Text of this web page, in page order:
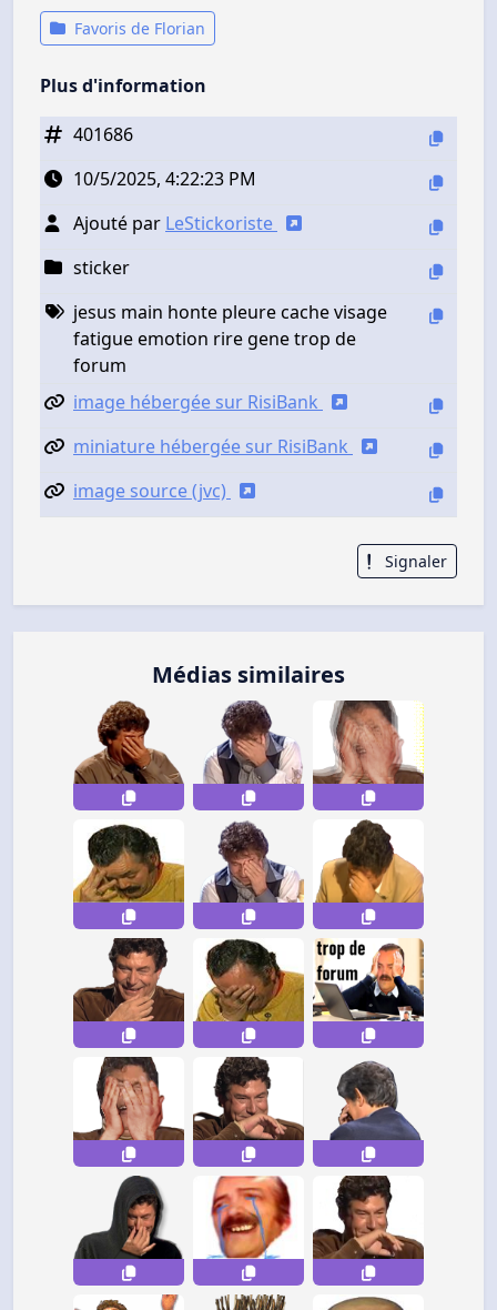
Favoris de Florian
Plus d'information
401686
10/5/2025, 4:22:23 PM
Ajouté par LeStickoriste
sticker
jesus main honte pleure cache visage
fatigue emotion rire gene trop de
forum
image hébergée sur RisiBank
miniature hébergée sur RisiBank
image source (jvc)
Signaler
Médias similaires